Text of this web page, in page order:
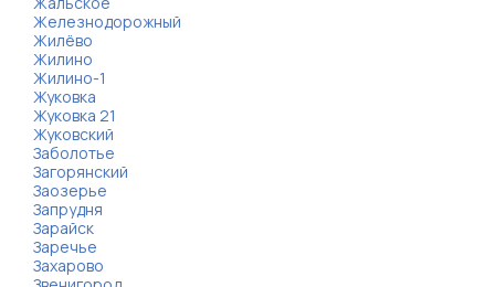
Железнодорожный
Жилёво
Жилино
Жилино-1
Жуковка
Жуковка 21
Жуковский
Заболотье
Загорянский
Заозерье
Запрудня
Зарайск
Заречье
Захарово